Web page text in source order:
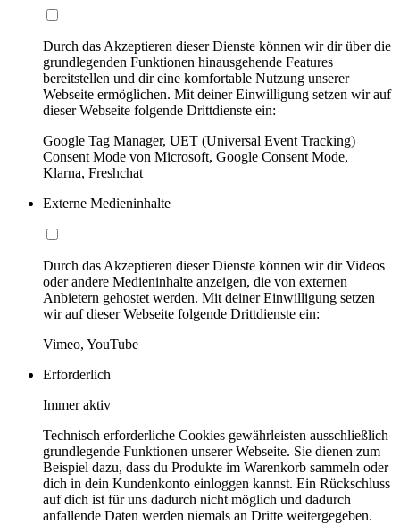
Durch das Akzeptieren dieser Dienste können wir dir über die
grundlegenden Funktionen hinausgehende Features
bereitstellen und dir eine komfortable Nutzung unserer
Webseite ermöglichen. Mit deiner Einwilligung setzen wir auf
dieser Webseite folgende Drittdienste ein:
Google Tag Manager, UET (Universal Event Tracking)
Consent Mode von Microsoft, Google Consent Mode,
Klarna, Freshchat
Externe Medieninhalte
Durch das Akzeptieren dieser Dienste können wir dir Videos
oder andere Medieninhalte anzeigen, die von externen
Anbietern gehostet werden. Mit deiner Einwilligung setzen
wir auf dieser Webseite folgende Drittdienste ein:
Vimeo, YouTube
Erforderlich
Immer aktiv
Technisch erforderliche Cookies gewährleisten ausschließlich
grundlegende Funktionen unserer Webseite. Sie dienen zum
Beispiel dazu, dass du Produkte im Warenkorb sammeln oder
dich in dein Kundenkonto einloggen kannst. Ein Rückschluss
auf dich ist für uns dadurch nicht möglich und dadurch
anfallende Daten werden niemals an Dritte weitergegeben.